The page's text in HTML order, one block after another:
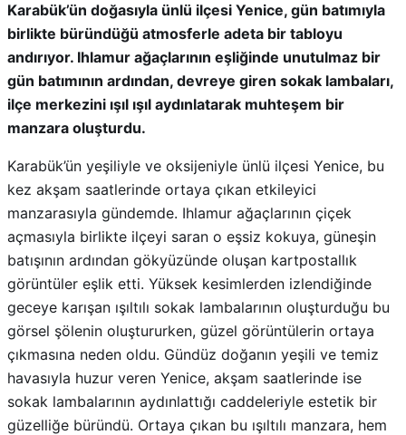
Karabük’ün doğasıyla ünlü ilçesi Yenice, gün batımıyla
birlikte büründüğü atmosferle adeta bir tabloyu
andırıyor. Ihlamur ağaçlarının eşliğinde unutulmaz bir
gün batımının ardından, devreye giren sokak lambaları,
ilçe merkezini ışıl ışıl aydınlatarak muhteşem bir
manzara oluşturdu.
Karabük’ün yeşiliyle ve oksijeniyle ünlü ilçesi Yenice, bu
kez akşam saatlerinde ortaya çıkan etkileyici
manzarasıyla gündemde. Ihlamur ağaçlarının çiçek
açmasıyla birlikte ilçeyi saran o eşsiz kokuya, güneşin
batışının ardından gökyüzünde oluşan kartpostallık
görüntüler eşlik etti. Yüksek kesimlerden izlendiğinde
geceye karışan ışıltılı sokak lambalarının oluşturduğu bu
görsel şölenin oluştururken, güzel görüntülerin ortaya
çıkmasına neden oldu. Gündüz doğanın yeşili ve temiz
havasıyla huzur veren Yenice, akşam saatlerinde ise
sokak lambalarının aydınlattığı caddeleriyle estetik bir
güzelliğe büründü. Ortaya çıkan bu ışıltılı manzara, hem